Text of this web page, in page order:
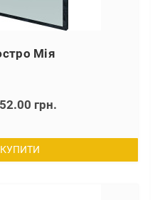
Мія
грн.
КУПИТИ